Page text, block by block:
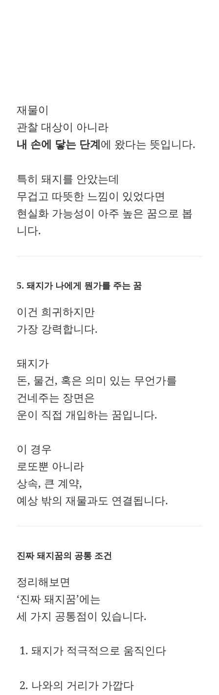
재물이
관찰 대상이 아니라
내 손에 닿는 단계에 왔다는 뜻입니다.
특히 돼지를 안았는데
무겁고 따뜻한 느낌이 있었다면
현실화 가능성이 아주 높은 꿈으로 봅
니다.
5. 돼지가 나에게 뭔가를 주는 꿈
이건 희귀하지만
가장 강력합니다.
돼지가
돈, 물건, 혹은 의미 있는 무언가를
건네주는 장면은
운이 직접 개입하는 꿈입니다.
이 경우
로또뿐 아니라
상속, 큰 계약,
예상 밖의 재물과도 연결됩니다.
진짜 돼지꿈의 공통 조건
정리해보면
‘진짜 돼지꿈’에는
세 가지 공통점이 있습니다.
돼지가 적극적으로 움직인다
나와의 거리가 가깝다